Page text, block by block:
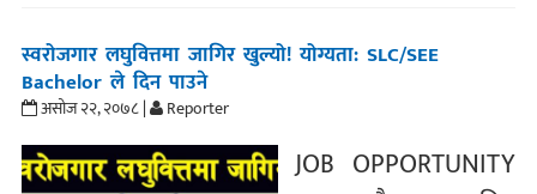
स्वरोजगार लघुवित्तमा जागिर खुल्यो! योग्यता: SLC/SEE
Bachelor ले दिन पाउने
असोज २२, २०७८ | Reporter
JOB OPPORTUNITY